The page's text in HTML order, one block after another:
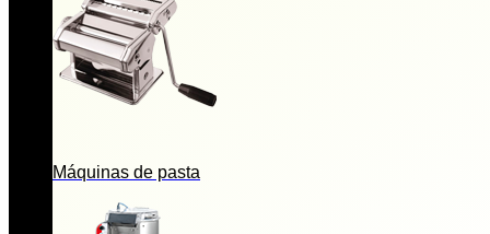
Máquinas de pasta